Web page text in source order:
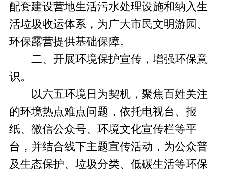
配套建设营地生活污水处理设施和纳入生
活垃圾收运体系，为广大市民文明游园、
环保露营提供基础保障。
二、开展环境保护宣传，增强环保意
识。
以六五环境日为契机，聚焦百姓关注
的环境热点难点问题，依托电视台、报
纸、微信公众号、环境文化宣传栏等平
台，并结合线下主题宣传活动，为公众普
及生态保护、垃圾分类、低碳生活等环保